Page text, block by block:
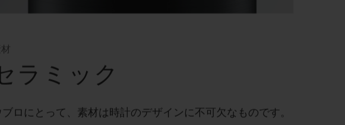
ラミック
ブロにとって、素材は時計のデザインに不可欠なものです。